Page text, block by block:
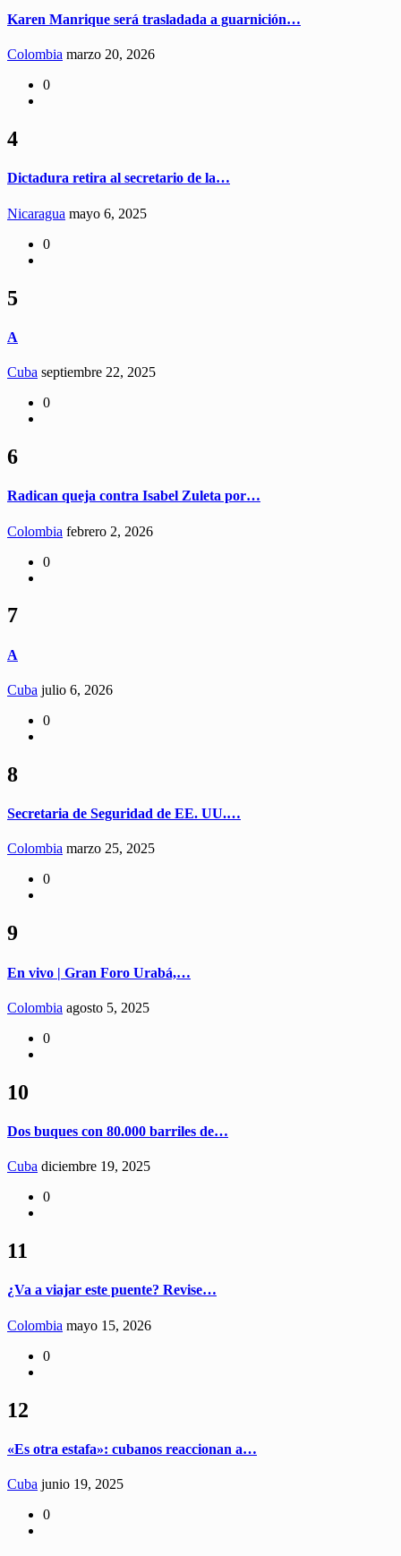
Karen Manrique será trasladada a guarnición…
Colombia marzo 20, 2026
0
4
Dictadura retira al secretario de la…
Nicaragua mayo 6, 2025
0
5
A
Cuba septiembre 22, 2025
0
6
Radican queja contra Isabel Zuleta por…
Colombia febrero 2, 2026
0
7
A
Cuba julio 6, 2026
0
8
Secretaria de Seguridad de EE. UU.…
Colombia marzo 25, 2025
0
9
En vivo | Gran Foro Urabá,…
Colombia agosto 5, 2025
0
10
Dos buques con 80.000 barriles de…
Cuba diciembre 19, 2025
0
11
¿Va a viajar este puente? Revise…
Colombia mayo 15, 2026
0
12
«Es otra estafa»: cubanos reaccionan a…
Cuba junio 19, 2025
0